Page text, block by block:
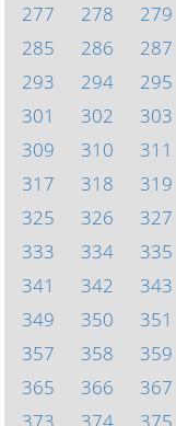
277
278 279
285
286 287
293
294 295
301
302 303
309
310 311
317
318 319
325
326 327
333
334 335
341
342 343
349
350 351
357
358 359
365
366 367